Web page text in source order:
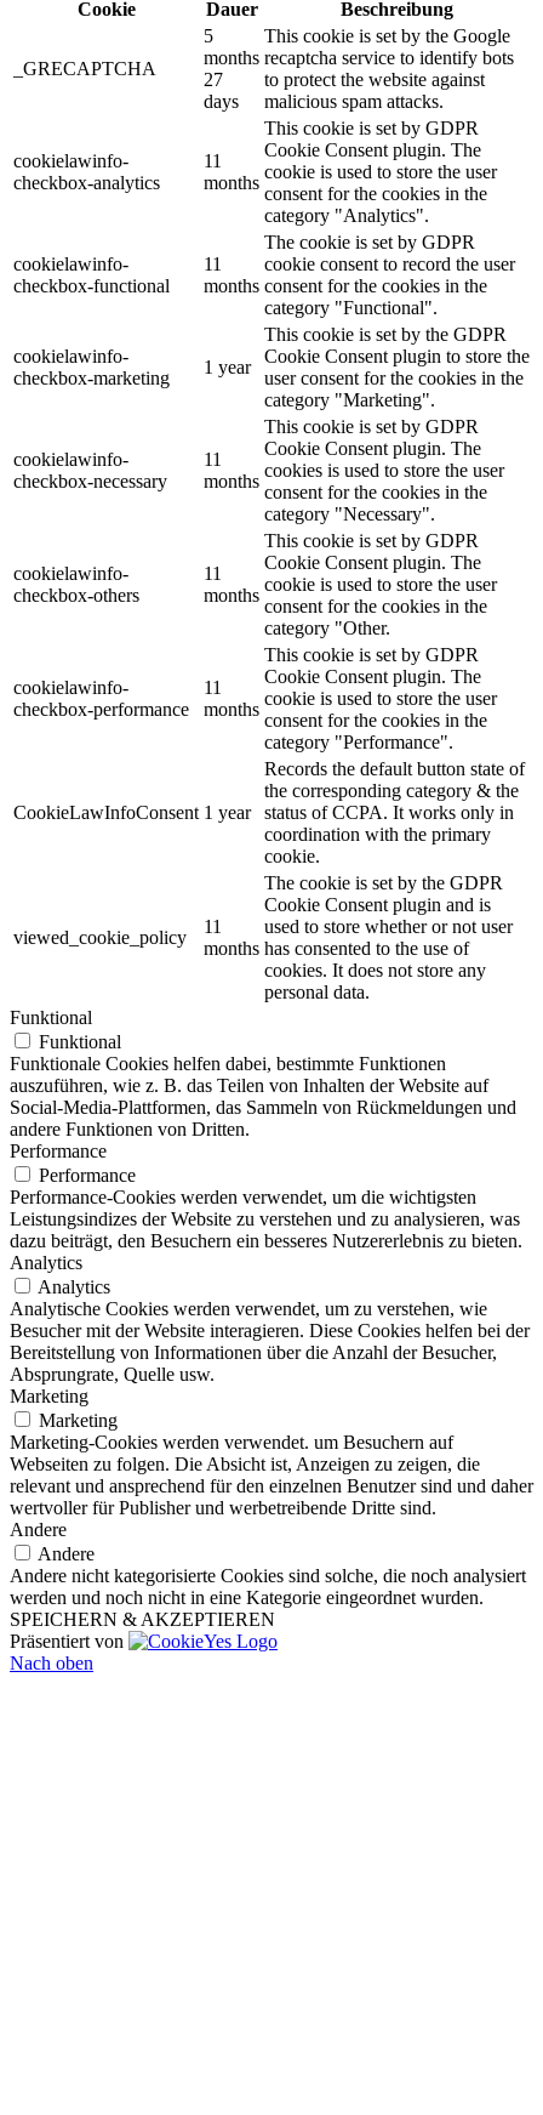
Cookie
Dauer Beschreibung
_GRECAPTCHA
5
months
27
days
This cookie is set by the Google
recaptcha service to identify bots
to protect the website against
malicious spam attacks.
cookielawinfo-
checkbox-analytics
11
months
This cookie is set by GDPR
Cookie Consent plugin. The
cookie is used to store the user
consent for the cookies in the
category "Analytics".
cookielawinfo-
checkbox-functional
11
months
The cookie is set by GDPR
cookie consent to record the user
consent for the cookies in the
category "Functional".
cookielawinfo-
checkbox-marketing
1 year
This cookie is set by the GDPR
Cookie Consent plugin to store the
user consent for the cookies in the
category "Marketing".
cookielawinfo-
checkbox-necessary
11
months
This cookie is set by GDPR
Cookie Consent plugin. The
cookies is used to store the user
consent for the cookies in the
category "Necessary".
cookielawinfo-
checkbox-others
11
months
This cookie is set by GDPR
Cookie Consent plugin. The
cookie is used to store the user
consent for the cookies in the
category "Other.
cookielawinfo-
checkbox-performance
11
months
This cookie is set by GDPR
Cookie Consent plugin. The
cookie is used to store the user
consent for the cookies in the
category "Performance".
CookieLawInfoConsent 1 year
Records the default button state of
the corresponding category & the
status of CCPA. It works only in
coordination with the primary
cookie.
viewed_cookie_policy
11
months
The cookie is set by the GDPR
Cookie Consent plugin and is
used to store whether or not user
has consented to the use of
cookies. It does not store any
personal data.
Funktional
Funktional
Funktionale Cookies helfen dabei, bestimmte Funktionen
auszuführen, wie z. B. das Teilen von Inhalten der Website auf
Social-Media-Plattformen, das Sammeln von Rückmeldungen und
andere Funktionen von Dritten.
Performance
Performance
Performance-Cookies werden verwendet, um die wichtigsten
Leistungsindizes der Website zu verstehen und zu analysieren, was
dazu beiträgt, den Besuchern ein besseres Nutzererlebnis zu bieten.
Analytics
Analytics
Analytische Cookies werden verwendet, um zu verstehen, wie
Besucher mit der Website interagieren. Diese Cookies helfen bei der
Bereitstellung von Informationen über die Anzahl der Besucher,
Absprungrate, Quelle usw.
Marketing
Marketing
Marketing-Cookies werden verwendet. um Besuchern auf
Webseiten zu folgen. Die Absicht ist, Anzeigen zu zeigen, die
relevant und ansprechend für den einzelnen Benutzer sind und daher
wertvoller für Publisher und werbetreibende Dritte sind.
Andere
Andere
Andere nicht kategorisierte Cookies sind solche, die noch analysiert
werden und noch nicht in eine Kategorie eingeordnet wurden.
SPEICHERN & AKZEPTIEREN
Präsentiert von
Nach oben